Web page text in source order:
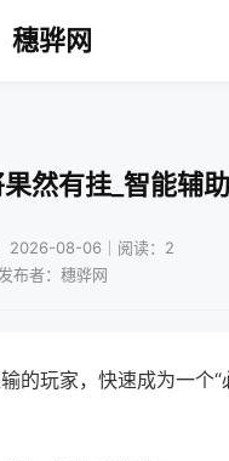
穗骅网
然有挂_智能辅
2026-08-06｜阅读：2
发布者：穗骅网
的玩家，快速成为一个